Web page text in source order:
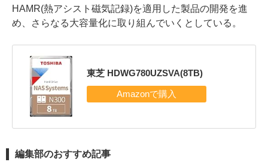
HAMR(熱アシスト磁気記録)を適用した製品の開発を進
め、さらなる大容量化に取り組んでいくとしている。
東芝 HDWG780UZSVA(8TB)
編集部のおすすめ記事